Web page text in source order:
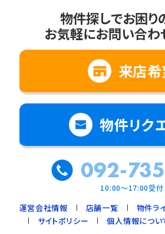
物件探しでお困り
お気軽にお問い合わ
来店
物件リク
092-
10:00～17:00受付
運営会社情報 店舗一覧
物件ラ
サイトポリシー
個人情報につい